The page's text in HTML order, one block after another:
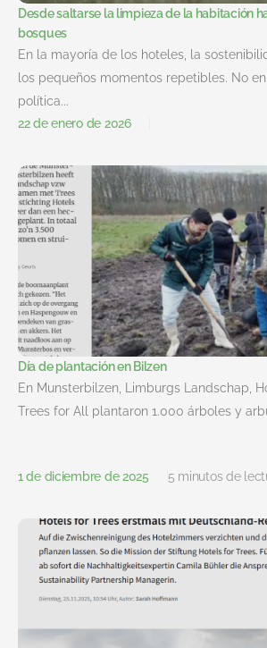
Desde saltarse la limpieza de la habitación
bosques
En la mayoría de los hoteles, la
los pequeños momentos repetibles. No
política...
22 de enero de 2026
Día de plantación en Bilzen
En Munsterbilzen, Limburgs Landschap,
Trees for All plantaron 1.000 árboles y
1 de diciembre de 2025 5 minutos de